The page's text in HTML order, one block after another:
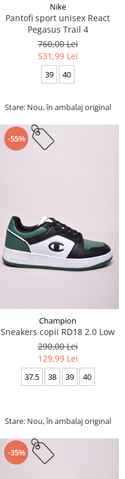
Nike
Pantofi sport unisex React
Pegasus Trail 4
760,00 Lei
531,99 Lei
39 40
Stare: Nou, în ambalaj original
-55%
Champion
Sneakers copii RD18 2.0 Low
290,00 Lei
129,99 Lei
37.5 38 39 40
Stare: Nou, în ambalaj original
-35%